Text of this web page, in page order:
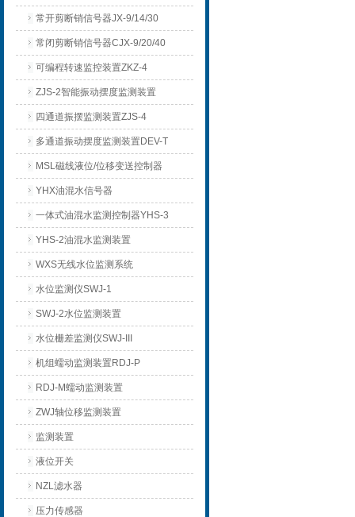
常开剪断销信号器JX-9/14/30
常闭剪断销信号器CJX-9/20/40
可编程转速监控装置ZKZ-4
ZJS-2智能振动摆度监测装置
四通道振摆监测装置ZJS-4
多通道振动摆度监测装置DEV-T
MSL磁线液位/位移变送控制器
YHX油混水信号器
一体式油混水监测控制器YHS-3
YHS-2油混水监测装置
WXS无线水位监测系统
水位监测仪SWJ-1
SWJ-2水位监测装置
水位栅差监测仪SWJ-III
机组蠕动监测装置RDJ-P
RDJ-M蠕动监测装置
ZWJ轴位移监测装置
监测装置
液位开关
NZL滤水器
压力传感器